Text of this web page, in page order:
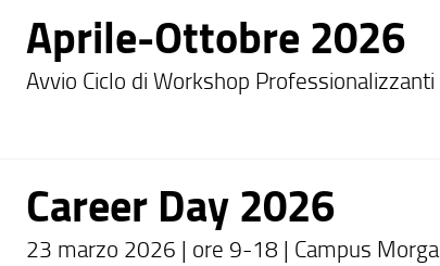
Aprile-Ottobre 2026
Avvio Ciclo di Workshop Professionalizzanti
Career Day 2026
23 marzo 2026 | ore 9-18 | Campus